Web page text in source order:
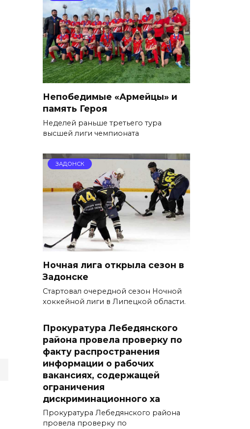
Непобедимые «Армейцы» и
память Героя
Неделей раньше третьего тура
высшей лиги чемпионата
ЗАДОНСК
Ночная лига открыла сезон в
Задонске
Стартовал очередной сезон Ночной
хоккейной лиги в Липецкой области.
Прокуратура Лебедянского
района провела проверку по
факту распространения
информации о рабочих
вакансиях, содержащей
ограничения
дискриминационного ха
Прокуратура Лебедянского района
провела проверку по